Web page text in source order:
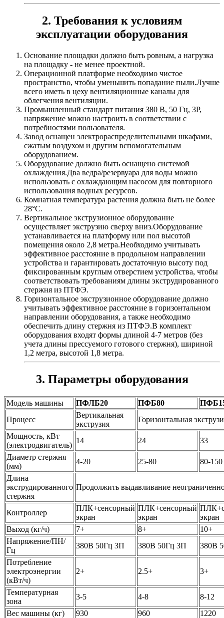
2. Требования к условиям
эксплуатации оборудования
Основание площадки должно быть ровным, а нагрузка
на площадку - не менее проектной.
Операционной платформе необходимо чистое
пространство, чтобы уменьшить попадание пыли.Лучше
всего иметь в цеху вентиляционные каналы для
облегчения вентиляции.
Промышленный стандарт питания 380 В, 50 Гц, 3P,
напряжение можно настроить в соответствии с
потребностями пользователя.
Завод оснащен электрораспределительными шкафами,
сжатым воздухом и другим вспомогательным
оборудованием.
Оборудование должно быть оснащено системой
охлаждения.Два ведра/резервуара для воды можно
использовать с охлаждающим насосом для повторного
использования водных ресурсов.
Комнатная температура растения должна быть не более
28°С.
Вертикальное экструзионное оборудование
осуществляет экструзию сверху вниз.Оборудование
устанавливается на платформу или пол высотой
помещения около 2,8 метра.Необходимо учитывать
эффективное расстояние в продольном направлении
устройства и гарантировать достаточную высоту под
фиксированным круглым отверстием устройства, чтобы
соответствовать требованиям длины экструдированного
стержня из ПТФЭ.
Горизонтальное экструзионное оборудование должно
учитывать эффективное расстояние в горизонтальном
направлении оборудования, а также необходимо
обеспечить длину стержня из ПТФЭ.В комплект
оборудования входят формы длиной 4-7 метров (без
учета длины прессуемого готового стержня), шириной
1,2 метра, высотой 1,8 метра.
3. Параметры оборудования
Модель машины ПФЛБ20 ПФБ80
Процесс
Вертикальная
экструзия
Горизонтальная
Мощность, кВт
(электродвигатель)
14 24
33
Диаметр стержня
(мм)
4-20 25-80
80-
Длина
экструдированного
стержня
Продолжить выдавливание
Контроллер
ПЛК+сенсорный
экран
ПЛК+сенсорный
экран
экран
Выход (кг/ч)
7+ 8+
10+
Напряжение/ПН/
Гц
380В 50Гц 3П 380В 50Гц 3П
380В
Потребление
электроэнергии
(кВт/ч)
2+ 2.5+ 3+
Температурная
зона
3-5 4-8
8-12
Вес машины (кг)
930 960
1220